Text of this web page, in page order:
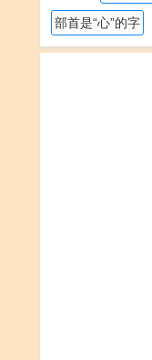
部首是“心”的字